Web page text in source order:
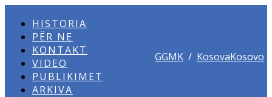
HISTORIA
PËR NE
KONTAKT
VIDEO
PUBLIKIMET
ARKIVA
GGMK / KosovaKosovo